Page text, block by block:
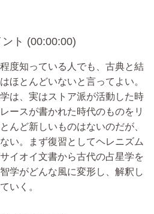
ト (00:00:00)
度知っている人でも、古典と結
ほとんどいないと言ってよい。
は、実はストア派が活動した時
ースが書かれた時代のものをリ
んど新しいものはないのだが、
い。まず復習としてヘレニズム
イオイ文書から古代の占星学を
学がどんな風に変形し、解釈し
いく。